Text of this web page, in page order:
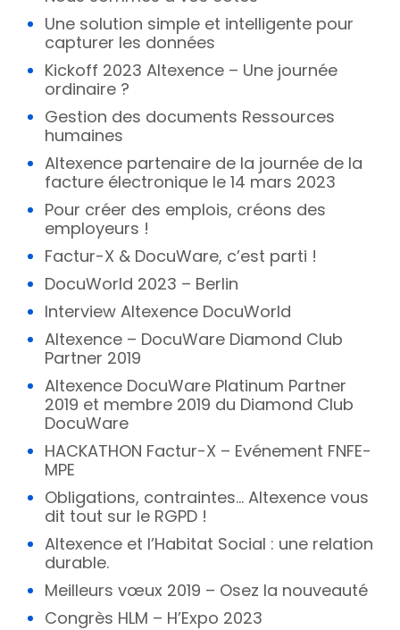
Une solution simple et intelligente pour
capturer les données
Kickoff 2023 Altexence – Une journée
ordinaire ?
Gestion des documents Ressources
humaines
Altexence partenaire de la journée de la
facture électronique le 14 mars 2023
Pour créer des emplois, créons des
employeurs !
Factur-X & DocuWare, c’est parti !
DocuWorld 2023 – Berlin
Interview Altexence DocuWorld
Altexence – DocuWare Diamond Club
Partner 2019
Altexence DocuWare Platinum Partner
2019 et membre 2019 du Diamond Club
DocuWare
HACKATHON Factur-X – Evénement FNFE-
MPE
Obligations, contraintes… Altexence vous
dit tout sur le RGPD !
Altexence et l’Habitat Social : une relation
durable.
Meilleurs vœux 2019 – Osez la nouveauté
Congrès HLM – H’Expo 2023